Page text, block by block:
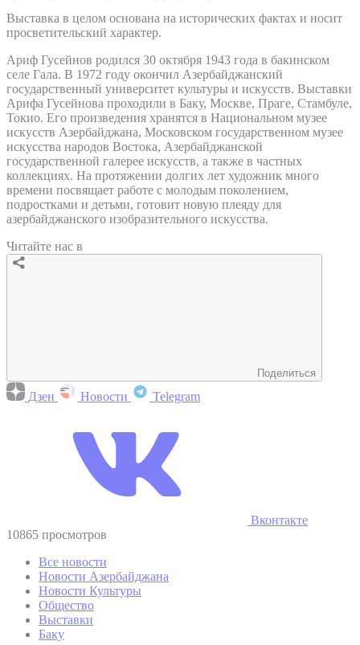
Выставка в целом основана на исторических фактах и носит
просветительский характер.
Ариф Гусейнов родился 30 октября 1943 года в бакинском
селе Гала. В 1972 году окончил Азербайджанский
государственный университет культуры и искусств. Выставки
Арифа Гусейнова проходили в Баку, Москве, Праге, Стамбуле,
Токио. Его произведения хранятся в Национальном музее
искусств Азербайджана, Московском государственном музее
искусства народов Востока, Азербайджанской
государственной галерее искусств, а также в частных
коллекциях. На протяжении долгих лет художник много
времени посвящает работе с молодым поколением,
подростками и детьми, готовит новую плеяду для
азербайджанского изобразительного искусства.
Читайте нас в
Поделиться
Дзен Новости Telegram
Вконтакте
10865 просмотров
Все новости
Новости Азербайджана
Новости Культуры
Общество
Выставки
Баку